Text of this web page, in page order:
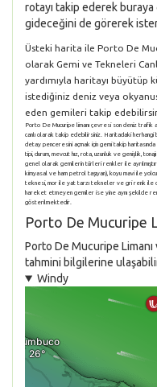
rotayı takip ederek
gideceğini de görerek
Üsteki harita ile Porto De
olarak Gemi ve Tekneleri
yardımıyla haritayı büyütüp
istediğiniz deniz veya
eden gemileri takip
Porto De Mucuripe limanı çevresi son deniz trafik
canlı olarak takip edebilirsiniz. Haritadaki herhangi
detay penceresini açmak için gemi takip haritasında
tipi, durum, mevcut hız, rota, uzunluk ve genişlik,
genel olarak gemilerin türleri renkler ile
kimyasal ve ham petrol taşıyan), koyu mavi ile
teknesi, mor ile yat tarzı tekneler ve gri renk ile
hareket etmeyen gemiler ise yine aynı şekilde
gösterilmektedir.
Porto De Mucuripe
Porto De Mucuripe
tahmini bilgilerine
Windy